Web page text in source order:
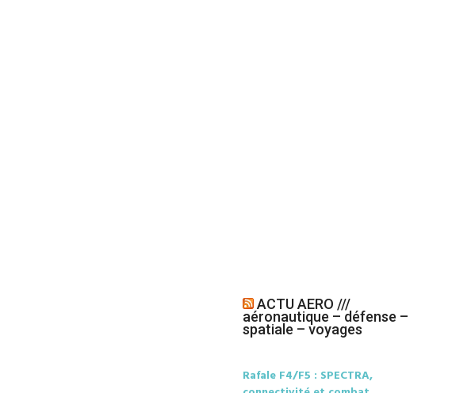
ACTU AERO ///
aéronautique – défense –
spatiale – voyages
Rafale F4/F5 : SPECTRA,